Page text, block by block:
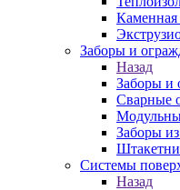
Каменная
Заборы и
Назад
Заборы и
Сварные
Заборы
Системы
Назад